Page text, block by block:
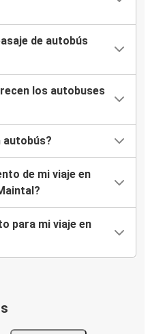
de autobús
los autobuses
autobús?
de mi viaje en
para mi viaje en